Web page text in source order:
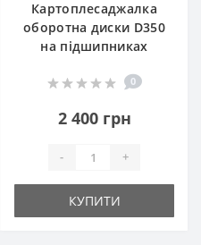
Картоплесаджалка
оборотна диски D350
на підшипниках
0
2 400 грн
- +
КУПИТИ